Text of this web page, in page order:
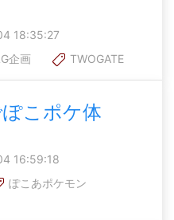
18:35:27
企画 TWOGATE
こポケ体
16:59:18
ぽこあポケモン